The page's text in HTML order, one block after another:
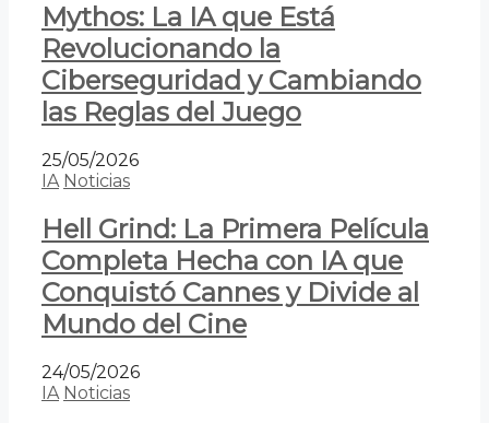
Mythos: La IA que Está
Revolucionando la
Ciberseguridad y Cambiando
las Reglas del Juego
25/05/2026
IA Noticias
Hell Grind: La Primera Película
Completa Hecha con IA que
Conquistó Cannes y Divide al
Mundo del Cine
24/05/2026
IA Noticias